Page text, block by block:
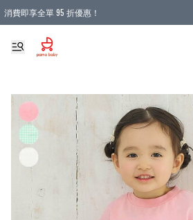
消費即享全單 95 折優惠！
購物滿 HKD 900.00即享免運費優惠！（適用於 本地